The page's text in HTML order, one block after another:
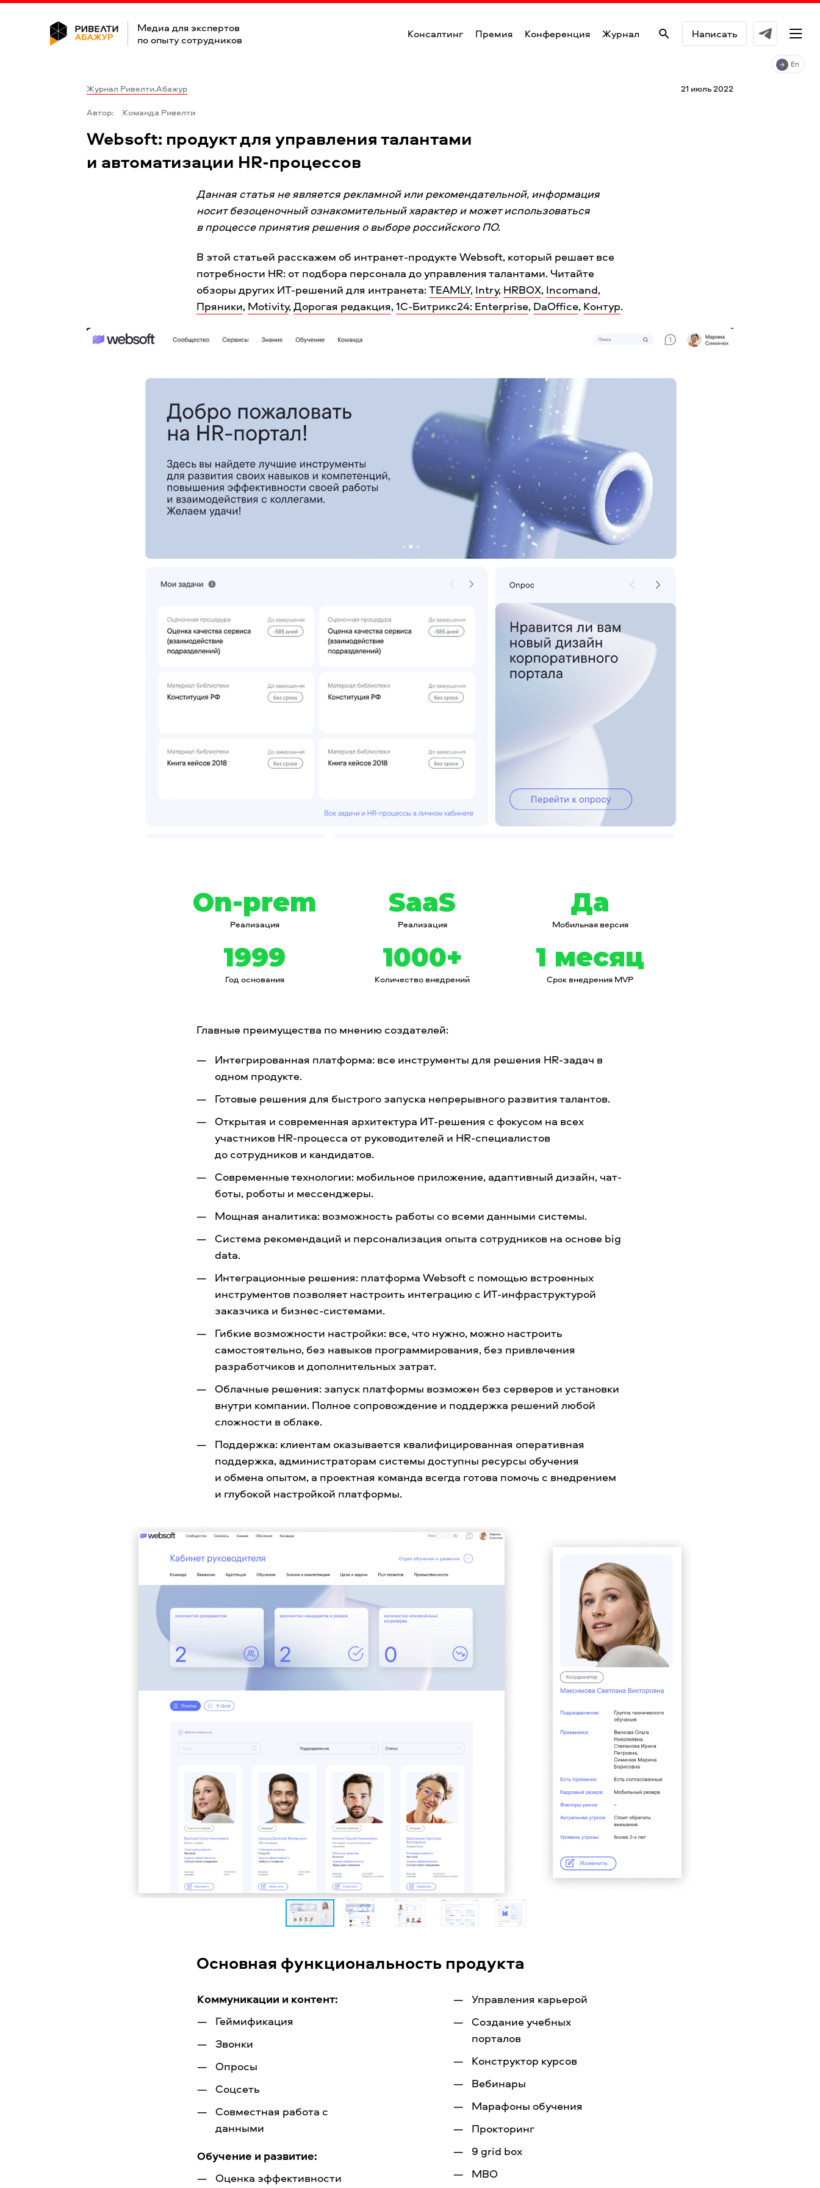
Медиа для экспертов
по опыту сотрудников
Написать
Консалтинг Премия Конференция Журнал
En
Журнал Ривелти.Абажур 21 июль 2022
Автор: Команда Ривелти
Websoft: продукт для управления талантами
и автоматизации HR-процессов
Данная статья не является рекламной или рекомендательной, информация
носит безоценочный ознакомительный характер и может использоваться
в процессе принятия решения о выборе российского ПО.
В этой статьей расскажем об интранет-продукте Websoft, который решает все
потребности HR: от подбора персонала до управления талантами. Читайте
обзоры других ИТ-решений для интранета:TEAMLY, Intry, HRBOX, Incomand,
Пряники, Motivity,Дорогая редакция,1С-Битрикс24: Enterprise, DaOffice, Контур.
On-prem
Реализация
SaaS
Реализация
Да
Мобильная версия
1999
Год основания
1000+
Количество внедрений
1 месяц
Срок внедрения MVP
Главные преимущества по мнению создателей:
Интегрированная платформа: все инструменты для решения HR-задач в
одном продукте.
Готовые решения для быстрого запуска непрерывного развития талантов.
Открытая и современная архитектура ИТ-решения с фокусом на всех
участников HR-процесса от руководителей и HR-специалистов
до сотрудников и кандидатов.
Современные технологии: мобильное приложение, адаптивный дизайн, чат-
боты, роботы и мессенджеры.
Мощная аналитика: возможность работы со всеми данными системы.
Система рекомендаций и персонализация опыта сотрудников на основе big
data.
Интеграционные решения: платформа Websoft с помощью встроенных
инструментов позволяет настроить интеграцию с ИТ-инфраструктурой
заказчика и бизнес-системами.
Гибкие возможности настройки: все, что нужно, можно настроить
самостоятельно, без навыков программирования, без привлечения
разработчиков и дополнительных затрат.
Облачные решения: запуск платформы возможен без серверов и установки
внутри компании. Полное сопровождение и поддержка решений любой
сложности в облаке.
Поддержка: клиентам оказывается квалифицированная оперативная
поддержка, администраторам системы доступны ресурсы обучения
и обмена опытом, а проектная команда всегда готова помочь с внедрением
и глубокой настройкой платформы.
Основная функциональность продукта
Коммуникации и контент:
Геймификация
Звонки
Опросы
Соцсеть
Совместная работа с
данными
Обучение и развитие:
Оценка эффективности
Управления карьерой
Создание учебных
порталов
Конструктор курсов
Вебинары
Марафоны обучения
Прокторинг
9 grid box
MBO